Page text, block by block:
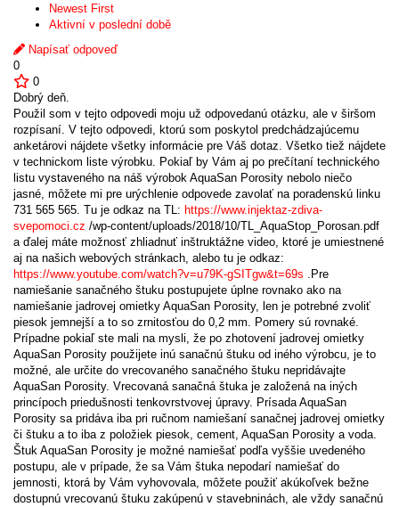
Newest First
Aktivní v poslední době
Napísať odpoveď
0
0
Dobrý deň.
Použil som v tejto odpovedi moju už odpovedanú otázku, ale v širšom
rozpísaní. V tejto odpovedi, ktorú som poskytol predchádzajúcemu
anketárovi nájdete všetky informácie pre Váš dotaz. Všetko tiež nájdete
v technickom liste výrobku. Pokiaľ by Vám aj po prečítaní technického
listu vystaveného na náš výrobok AquaSan Porosity nebolo niečo
jasné, môžete mi pre urýchlenie odpovede zavolať na poradenskú linku
731 565 565. Tu je odkaz na TL: https://www.injektaz-zdiva-
svepomoci.cz /wp-content/uploads/2018/10/TL_AquaStop_Porosan.pdf
a ďalej máte možnosť zhliadnuť inštruktážne video, ktoré je umiestnené
aj na našich webových stránkach, alebo tu je odkaz:
https://www.youtube.com/watch?v=u79K-gSITgw&t=69s .Pre
namiešanie sanačného štuku postupujete úplne rovnako ako na
namiešanie jadrovej omietky AquaSan Porosity, len je potrebné zvoliť
piesok jemnejší a to so zrnitosťou do 0,2 mm. Pomery sú rovnaké.
Prípadne pokiaľ ste mali na mysli, že po zhotovení jadrovej omietky
AquaSan Porosity použijete inú sanačnú štuku od iného výrobcu, je to
možné, ale určite do vrecovaného sanačného štuku nepridávajte
AquaSan Porosity. Vrecovaná sanačná štuka je založená na iných
princípoch priedušnosti tenkovrstvovej úpravy. Prísada AquaSan
Porosity sa pridáva iba pri ručnom namiešaní sanačnej jadrovej omietky
či štuku a to iba z položiek piesok, cement, AquaSan Porosity a voda.
Štuk AquaSan Porosity je možné namiešať podľa vyššie uvedeného
postupu, ale v prípade, že sa Vám štuka nepodarí namiešať do
jemnosti, ktorá by Vám vyhovovala, môžete použiť akúkoľvek bežne
dostupnú vrecovanú štuku zakúpenú v stavebninách, ale vždy sanačnú